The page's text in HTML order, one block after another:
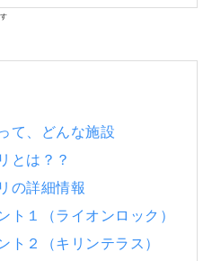
ファリゾーン」と「ふれあい
て、どんな施設
とは？？
の詳細情報
ト１（ライオンロック）
ト２（キリンテラス）